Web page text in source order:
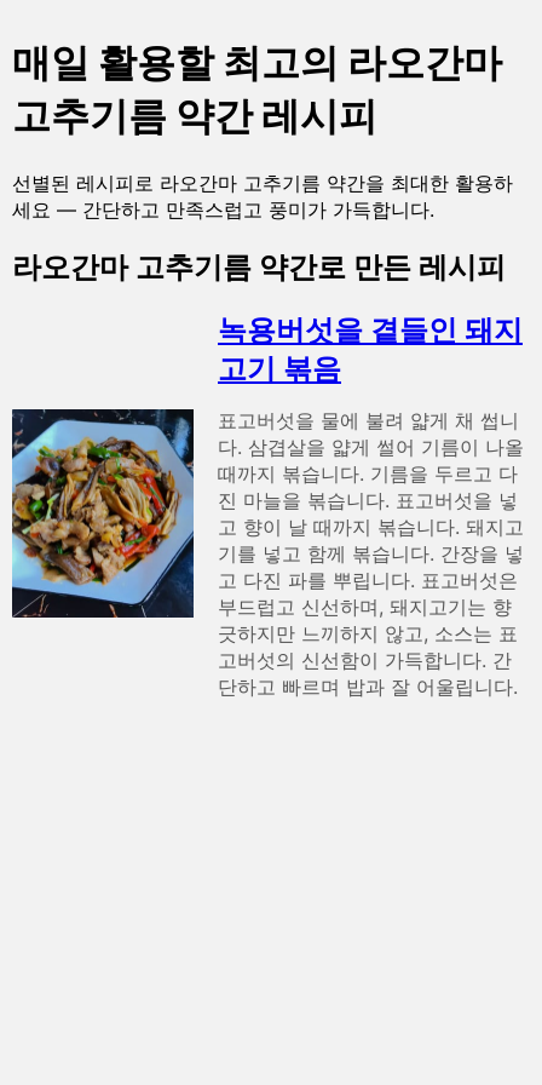
매일 활용할 최고의 라오간마
고추기름 약간 레시피
선별된 레시피로 라오간마 고추기름 약간을 최대한 활용하
세요 — 간단하고 만족스럽고 풍미가 가득합니다.
라오간마 고추기름 약간로 만든 레시피
녹용버섯을 곁들인 돼지
고기 볶음
표고버섯을 물에 불려 얇게 채 썹니
다. 삼겹살을 얇게 썰어 기름이 나올
때까지 볶습니다. 기름을 두르고 다
진 마늘을 볶습니다. 표고버섯을 넣
고 향이 날 때까지 볶습니다. 돼지고
기를 넣고 함께 볶습니다. 간장을 넣
고 다진 파를 뿌립니다. 표고버섯은
부드럽고 신선하며, 돼지고기는 향
긋하지만 느끼하지 않고, 소스는 표
고버섯의 신선함이 가득합니다. 간
단하고 빠르며 밥과 잘 어울립니다.